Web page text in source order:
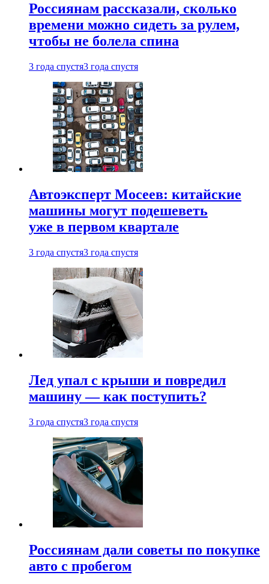
Россиянам рассказали, сколько
времени можно сидеть за рулем,
чтобы не болела спина
3 года спустя3 года спустя
Автоэксперт Мосеев: китайские
машины могут подешеветь
уже в первом квартале
3 года спустя3 года спустя
Лед упал с крыши и повредил
машину — как поступить?
3 года спустя3 года спустя
Россиянам дали советы по покупке
авто с пробегом